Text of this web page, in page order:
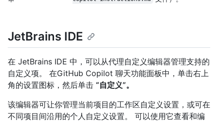
JetBrains IDE
在 JetBrains IDE 中，可以从代理自定义编辑器管理支持的
自定义项。 在GitHub Copilot 聊天功能面板中，单击右上
角的设置图标，然后单击 “自定义”。
该编辑器可让你管理当前项目的工作区自定义设置，或可在
不同项目间沿用的个人自定义设置。 可以使用它查看和编